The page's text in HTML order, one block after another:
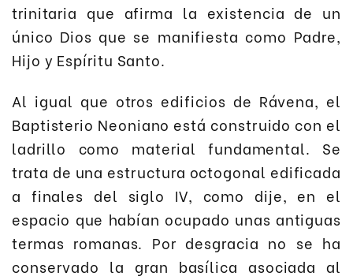
trinitaria que afirma la existencia de un
único Dios que se manifiesta como Padre,
Hijo y Espíritu Santo.
Al igual que otros edificios de Rávena, el
Baptisterio Neoniano está construido con el
ladrillo como material fundamental. Se
trata de una estructura octogonal edificada
a finales del siglo IV, como dije, en el
espacio que habían ocupado unas antiguas
termas romanas. Por desgracia no se ha
conservado la gran basílica asociada al